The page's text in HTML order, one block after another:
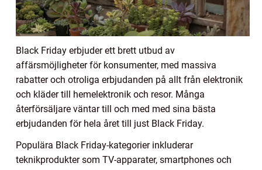
Black Friday erbjuder ett brett utbud av
affärsmöjligheter för konsumenter, med massiva
rabatter och otroliga erbjudanden på allt från elektronik
och kläder till hemelektronik och resor. Många
återförsäljare väntar till och med med sina bästa
erbjudanden för hela året till just Black Friday.
Populära Black Friday-kategorier inkluderar
teknikprodukter som TV-apparater, smartphones och